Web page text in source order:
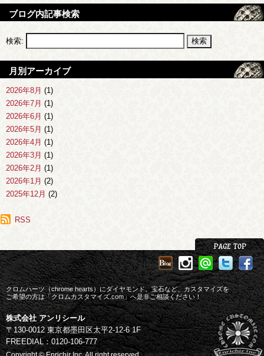
ブログ内記事検索
検索:
月別アーカイブ
2026年8月 (1)
2026年7月 (1)
2026年6月 (1)
2026年5月 (1)
2026年4月 (1)
2026年3月 (1)
2026年2月 (1)
2026年1月 (2)
2025年12月 (2)
2025年10月
2025年7月(1)
2025年6月(3)
2025年4月(1)
2025年3月(1)
2025年2月(1)
2025年1月(1)
2024年12月(2)
2024年11月(1)
RSS
クロムハーツ（chrome hearts）にダイヤモンド、宝石など、カスタマイズを
ご希望の方は「クロムカスタマイズ.com」へ是非ご相談ください！
株式会社 アンリシール
〒130-0012 東京都墨田区太平2-12-6 1F
FREEDIAL：0120-106-777